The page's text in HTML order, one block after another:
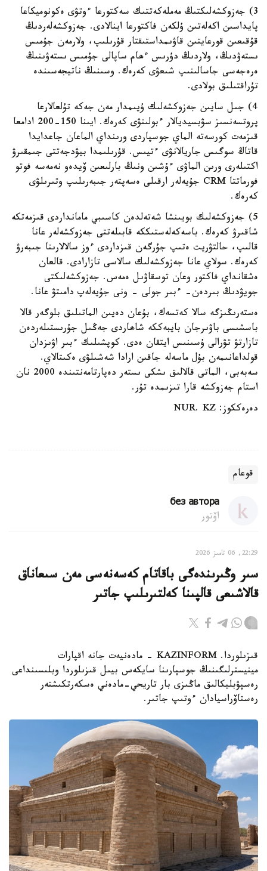
3) جەزوكشەلىكتىڭ مەملەكەتتىك سەكتورعا ءوتۋى ەكونوميكاعا
پايداسىن اكەلەتىن ۇلكەن فاكتورعا اينالادى. جەزوكشەلەردىڭ
قۇقىعىن قورعايتىن قاۋىمداستىقتار قۇرىلىپ، ولارمەن جۇمىس
ىستەۋدىڭ، ولاردىڭ دۇرىس ءھام ساپالى جۇمىس ىستەۋىنىڭ
ەرەجەسى جاسالىنىپ شىعۋى كەرەك. وسىنىڭ ناتيجەسىندە
تۇراقتىلىق بولادى.
4) جىل سايىن جەزوكشەلىك ۇيىمدار مەن جەكە تۇلعالارعا
پروتسەنسىز سۋبسيديالار ءبولىنۋى كەرەك. ايىنا 150-200 ادامعا
قىزمەت كورسەتە الماي جوسپاردى ورىنداي الماعان جاعدايدا
قاتاڭ سوگىس جاريالانۋى ءتيىس. قۇرىلىمدا بيۋدجەتتى جىمقىرۋ
اكتىلەرى ورىن الماۋى ءۇشىن ونىڭ بارلىعىن ۆيدەو نەمەسە فوتو
فورماتتا CRM جۇيەلەر ارقىلى ەسەپتەر جىبەرىلىپ وتىرىلۋى
كەرەك.
5) جەزوكشەلىك بويىنشا شەتەلدەن كاسىبي مامانداردى قىزمەتكە
شاقىرۋ كەرەك. باسەكەلەستىككە قابىلەتتى جەزوكشەلەر عانا
قالىپ، حالتۋريت ەتىپ جۇرگەن قىزداردى ءوز سالالارىنا جىبەرۋ
كەرەك. سولاي عانا جەزوكشەلىك سالاسى تازارادى. قالعان
ەشقانداي فاكتور وعان توسقاۋىل ەمەس. جەزوكشەلىكتى
جويۋدىڭ بىردەن- ءبىر جولى - ونى جۇيەلەپ دامىتۋ عانا.
ەستەرىڭىزگە سالا كەتسەك، بۇعان دەيىن الماتىلىق بلوگەر قالا
باسشىسى باۋىرجان بايبەككە شاھاردى جەڭىل جۇرىستىلەردەن
تازارتۋ تۋرالى ۇسىنىس ايتقان ەدى. كوپشىلىك ءبىر اۋىزدان
قولداعانىمەن بۇل ماسەلە جاقىن ارادا شەشىلۋى ەكىتالاي.
سەبەبى، الماتى قالالىق ىشكى ىستەر دەپارتامەنتىندە 2000 نان
استام جەزوكشە قارا تىزىمدە تۇر.
دەرەككوز: NUR. KZ
قوعام
без автора
اۆتور
22:29, 06 تامىز 2026
سىر وڭىرىندەگى باقاتام كەسەنەسى مەن سىعاناق
قالاشىعى قالپىنا كەلتىرىلىپ جاتىر
قىزىلوردا. KAZINFORM - مادەنيەت جانە اقپارات
مينيسترلىگىنىڭ جوسپارىنا سايكەس بيىل قىزىلوردا وبلىسىنداعى
رەسپۋبليكالىق ماڭىزى بار تاريحي-مادەني ەسكەرتكىشتەر
رەستاۆراسيادان ءوتىپ جاتىر.